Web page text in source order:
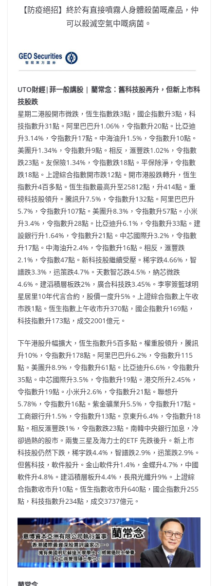
【防疫絕招】終於有直接噴霧人身體殺菌嘅產品，仲
可以殺滅空氣中嘅病菌。
UTO財經|菲一般講股 | 藺常念：舊科技股再升，但新上市科
技股跌
星期二港股開市微跌，恆生指數跌3點，國企指數升3點，科
技指數升31點。阿里巴巴升1.06%，令指數升20點。比亞迪
升3.14%，令指數升17點。中海油升1.5%，令指數升10點。
美團升1.34%，令指數升9點。相反，滙豐跌1.02%，令指數
跌23點。友保險1.34%，令指數跌18點。平保除淨，令指數
跌18點。上證綜合指數開市跌12點。開市港股跌轉升，恆生
指數升4百多點。恆生指數最高升至25812點，升414點。重
磅科技股領升。騰訊升7.5%，令指數升132點。阿里巴巴升
5.7%，令指數升107點。美團升8.3%，令指數升57點。小米
升3.4%，令指數升28點。比亞迪升6.1%，令指數升33點。建
設銀行升1.64%，令指數升21點。中芯國際升3.2%，令指數
升17點。中海油升2.4%，令指數升16點。相反，滙豐跌
2.1%，令指數47點。新科技股繼續受壓。稀宇跌4.66%，智
譜跌3.3%，迅策跌4.7%。天數智芯跌4.5%，納芯微跌
4.6%。建滔積層板跌2%，廣合科技跌3.45%。李寧簽籃球明
星居里10年代言合約，股價一度升5%。上證綜合指數上午收
市跌1點。恆生指數上午收市升370點，國企指數升169點，
科技指數升173點，成交2001億元。
下午港股升幅擴大，恆生指數升5百多點。權重股領升，騰訊
升10%，令指數升178點。阿里巴巴升6.2%，令指數升115
點。美團升8.9%，令指數升61點。比亞迪升6.6%，令指數升
35點。中芯國際升3.5%，令指數升19點。港交所升2.45%，
令指數升19點。小米升2.6%，令指數升21點。聯想升
5.78%，令指數升16點。紫金礦業升5.5%，令指數升17點。
工商銀行升1.5%，令指數升13點。京東升6.4%，令指數升18
點。相反滙豐跌1%，令指數跌23點。南韓中央銀行加息，冷
卻過熱的股市。兩隻三星及海力士的ETF 先跌後升。新上市
科技股仍然下跌，稀宇跌4.4%，智譜跌2.9%，迅策跌2.9%。
但舊科技，軟件股升。金山軟件升1.4%，金蝶升4.7%，中國
軟件升4.8%。建滔積層板升4.4%，長飛光纖升9%。上證綜
合指數收市升10點。恆生指數收市升640點，國企指數升255
點，科技指數升234點，成交3737億元。